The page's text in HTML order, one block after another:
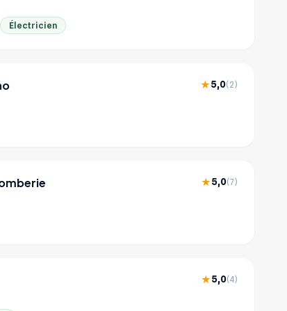
Électricien
★5,0(2)
★5,0(7)
★5,0(4)